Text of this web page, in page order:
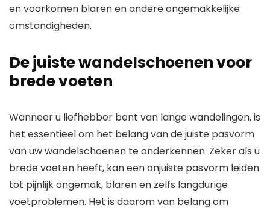
en voorkomen blaren en andere ongemakkelijke
omstandigheden.
De juiste wandelschoenen voor
brede voeten
Wanneer u liefhebber bent van lange wandelingen, is
het essentieel om het belang van de juiste pasvorm
van uw wandelschoenen te onderkennen. Zeker als u
brede voeten heeft, kan een onjuiste pasvorm leiden
tot pijnlijk ongemak, blaren en zelfs langdurige
voetproblemen. Het is daarom van belang om